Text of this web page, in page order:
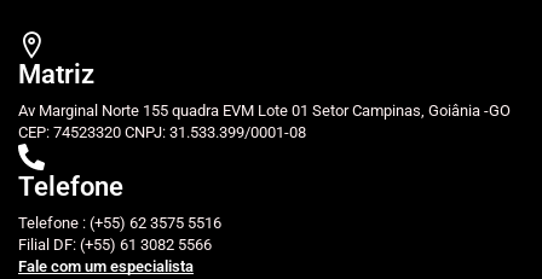
Matriz
Av Marginal Norte 155 quadra EVM Lote 01 Setor Campinas, Goiânia -GO
CEP: 74523320 CNPJ: 31.533.399/0001-08
Telefone
Telefone : (+55) 62 3575 5516
Filial DF: (+55) 61 3082 5566
Fale com um especialista